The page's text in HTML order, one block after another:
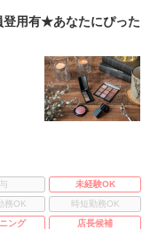
登用有★あなたにぴった
未経験OK
務OK
時短勤務OK
ング
店長候補